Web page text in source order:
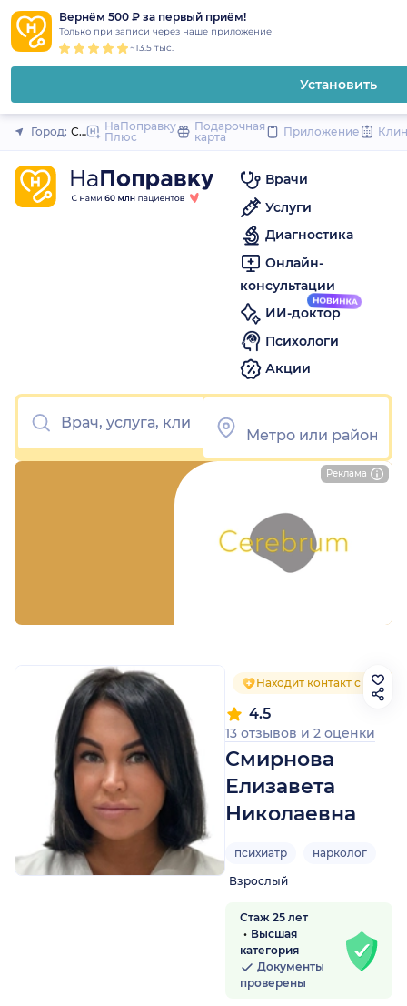
Вернём 500 ₽ за первый приём!
Только при записи через наше приложение
~13.5 тыс.
Установить
Закрыть
Город: Санкт-Петербург
НаПоправку
Плюс
Подарочная
карта
Приложение
Врачи
Услуги
Диагностика
Онлайн-
консультации
ИИ-доктор
Психологи
Акции
Находит контакт с
Смирнова
Елизавета
Николаевна
4.5
13 отзывов и 2 оценки
психиатр нарколог
Взрослый
Стаж 25 лет
Высшая
категория
Документы
проверены
Реклама